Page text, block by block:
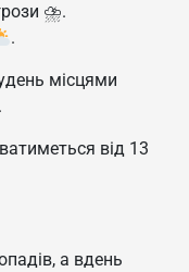
⛈.
.
місцями
від 13
а вдень